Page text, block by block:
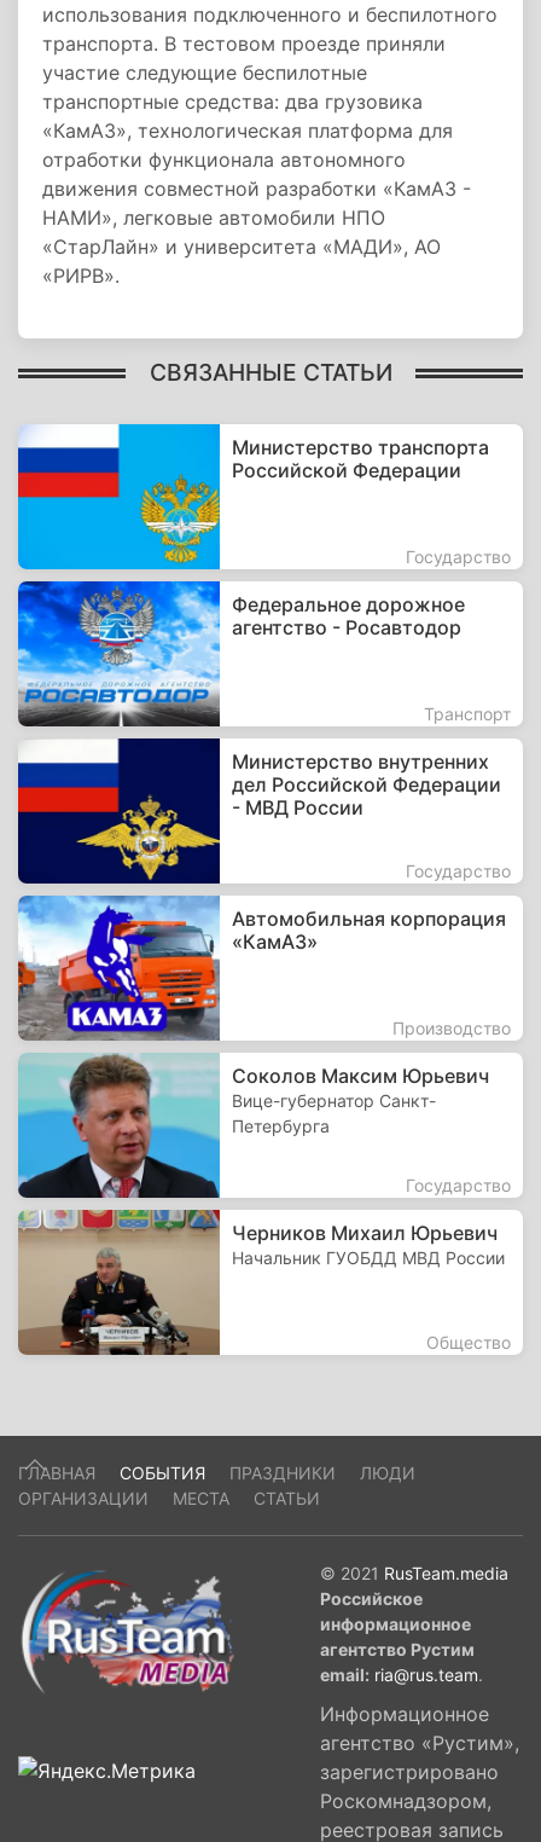
использования подключенного и беспилотного
транспорта. В тестовом проезде приняли
участие следующие беспилотные
транспортные средства: два грузовика
«КамАЗ», технологическая платформа для
отработки функционала автономного
движения совместной разработки «КамАЗ -
НАМИ», легковые автомобили НПО
«СтарЛайн» и университета «МАДИ», АО
«РИРВ».
СВЯЗАННЫЕ СТАТЬИ
Министерство транспорта
Российской Федерации
Государство
Федеральное дорожное
агентство - Росавтодор
Транспорт
Министерство внутренних
дел Российской Федерации
- МВД России
Государство
Автомобильная корпорация
«КамАЗ»
Производство
Соколов Максим Юрьевич
Вице-губернатор Санкт-
Петербурга
Государство
Черников Михаил Юрьевич
Начальник ГУОБДД МВД России
Общество
ГЛАВНАЯ СОБЫТИЯ ПРАЗДНИКИ
ЛЮДИ
ОРГАНИЗАЦИИ
МЕСТА СТАТЬИ
© 2021 RusTeam.media
Российское
информационное
агентство Рустим
email: ria@rus.team.
Информационное
агентство «Рустим»,
зарегистрировано
Роскомнадзором,
реестровая запись